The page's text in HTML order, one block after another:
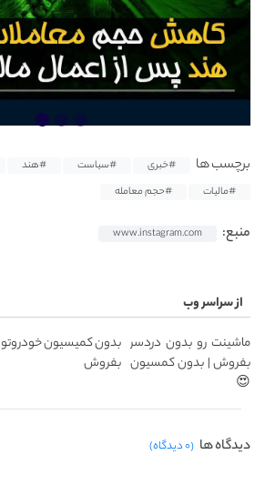
برچسب ها #خبری #سیاست #هند
#مالیات
#حجم معامله
منبع: www.instagram.com
از سراسر وب
ماشینت رو بدون دردسر
بفروش | بدون کمسیون
😍
بدون کمیسیون خودروتو
بفروش
دیدگاه ها (۰ دیدگاه)